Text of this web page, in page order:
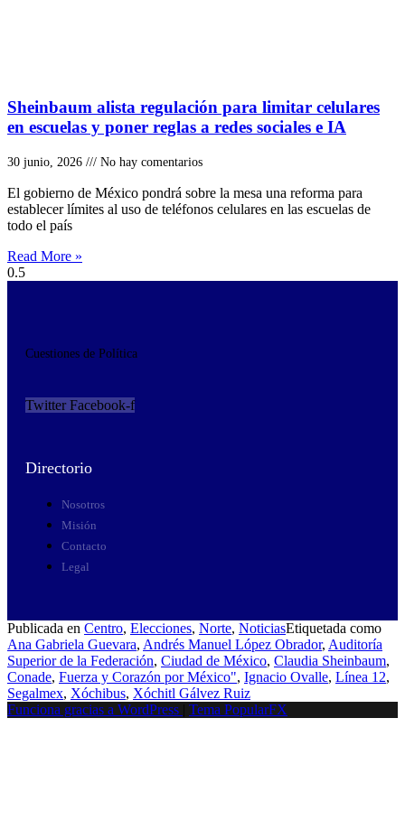
Sheinbaum alista regulación para limitar celulares
en escuelas y poner reglas a redes sociales e IA
30 junio, 2026 No hay comentarios
El gobierno de México pondrá sobre la mesa una reforma para
establecer límites al uso de teléfonos celulares en las escuelas de
todo el país
Read More »
Cuestiones de Política
Twitter Facebook-f
Directorio
Nosotros
Misión
Contacto
Legal
Publicada en Centro, Elecciones, Norte, NoticiasEtiquetada como
Ana Gabriela Guevara, Andrés Manuel López Obrador, Auditoría
Superior de la Federación, Ciudad de México, Claudia Sheinbaum,
Conade, Fuerza y Corazón por México", Ignacio Ovalle, Línea 12,
Segalmex, Xóchibus, Xóchitl Gálvez Ruiz
Funciona gracias a WordPress
Tema PopularFX